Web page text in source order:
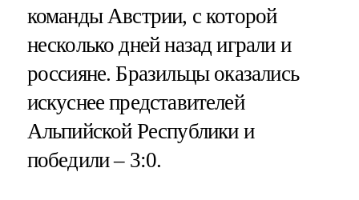
команды Австрии, с которой
несколько дней назад играли и
россияне. Бразильцы оказались
искуснее представителей
Альпийской Республики и
победили – 3:0.